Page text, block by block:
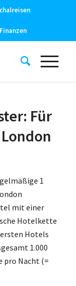
Finanzen
Für
1
mit einer
Hotelkette
Hotels
1.000
pro Nacht (=